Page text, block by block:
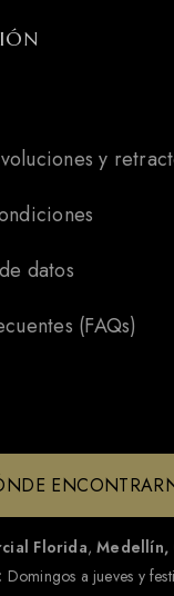
y
datos
(FAQs)
Florida,Medellín,
Domingos a jueves y